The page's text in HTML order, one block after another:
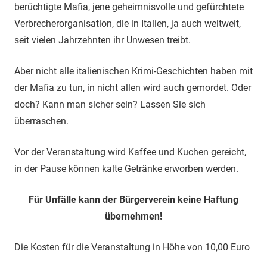
berüchtigte Mafia, jene geheimnisvolle und gefürchtete
Verbrecherorganisation, die in Italien, ja auch weltweit,
seit vielen Jahrzehnten ihr Unwesen treibt.
Aber nicht alle italienischen Krimi-Geschichten haben mit
der Mafia zu tun, in nicht allen wird auch gemordet. Oder
doch? Kann man sicher sein? Lassen Sie sich
überraschen.
Vor der Veranstaltung wird Kaffee und Kuchen gereicht,
in der Pause können kalte Getränke erworben werden.
Für Unfälle kann der Bürgerverein keine Haftung
übernehmen!
Die Kosten für die Veranstaltung in Höhe von 10,00 Euro